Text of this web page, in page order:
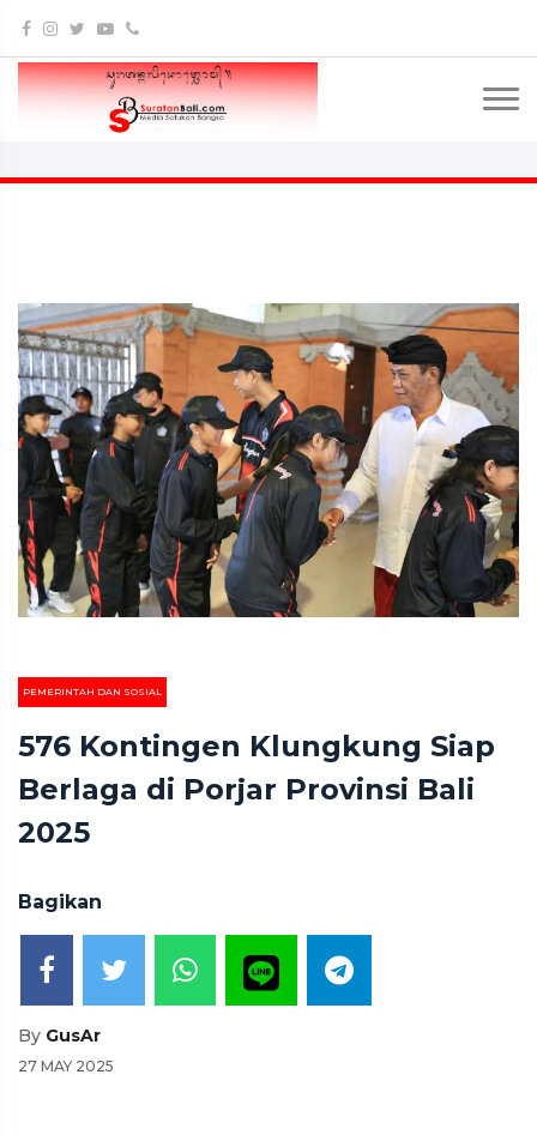
PEMERINTAH DAN SOSIAL
576 Kontingen Klungkung Siap
Berlaga di Porjar Provinsi Bali
2025
Bagikan
By GusAr
27 MAY 2025